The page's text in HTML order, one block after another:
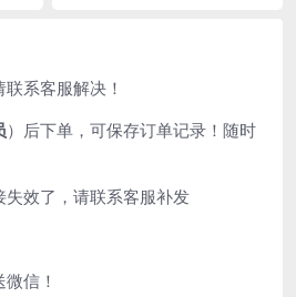
系客服解决！
）后下单，可保存订单记录！随时
效了，请联系客服补发
信！